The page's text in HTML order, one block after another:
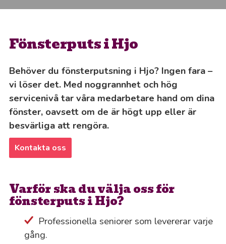
Fönsterputs i Hjo
Behöver du fönsterputsning i Hjo? Ingen fara –
vi löser det. Med noggrannhet och hög
servicenivå tar våra medarbetare hand om dina
fönster, oavsett om de är högt upp eller är
besvärliga att rengöra.
Kontakta oss
Varför ska du välja oss för
fönsterputs i Hjo?
Professionella seniorer som levererar varje
gång.